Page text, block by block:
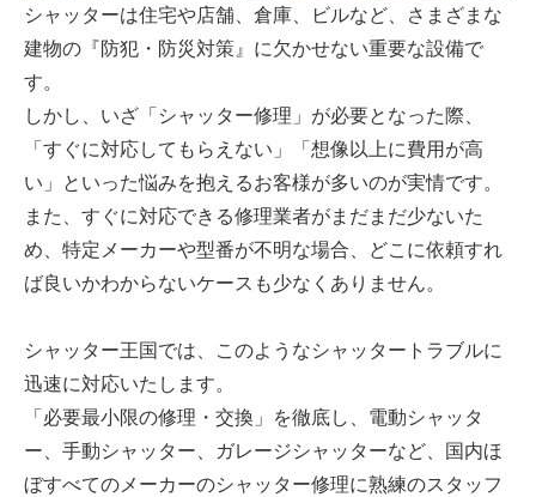
シャッターは住宅や店舗、倉庫、ビルなど、さまざまな
建物の『防犯・防災対策』に欠かせない重要な設備で
す。
しかし、いざ「シャッター修理」が必要となった際、
「すぐに対応してもらえない」「想像以上に費用が高
い」といった悩みを抱えるお客様が多いのが実情です。
また、すぐに対応できる修理業者がまだまだ少ないた
め、特定メーカーや型番が不明な場合、どこに依頼すれ
ば良いかわからないケースも少なくありません。
シャッター王国では、このようなシャッタートラブルに
迅速に対応いたします。
「必要最小限の修理・交換」を徹底し、電動シャッタ
ー、手動シャッター、ガレージシャッターなど、国内ほ
ぼすべてのメーカーのシャッター修理に熟練のスタッフ